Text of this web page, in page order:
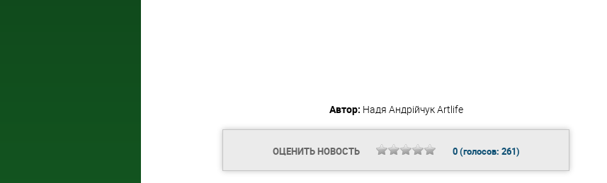
Автор: Надя АндрійчукArtlife
ОЦЕНИТЬ НОВОСТЬ 0(голосов: 261)